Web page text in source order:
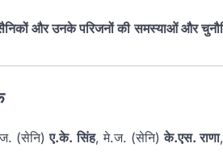
और उनके परिजनों की समस्याओं और
(सेनि)ए.के. सिंह, मे.ज. (सेनि)के.एस. राणा